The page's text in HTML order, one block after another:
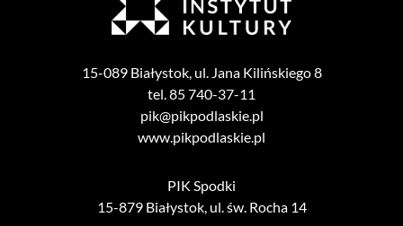
15-089 Białystok, ul. Jana Kilińskiego 8
tel. 85 740-37-11
pik@pikpodlaskie.pl
www.pikpodlaskie.pl
PIK Spodki
15-879 Białystok, ul. św. Rocha 14